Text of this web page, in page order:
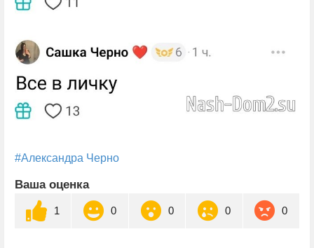
#Александра Черно
Ваша оценка
1 0 0 0 0